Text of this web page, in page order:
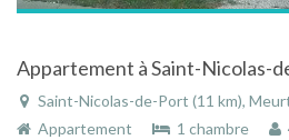
Saint-Nicolas-de-Port (11 km), Meurthe-et-
Appartement
1 chambre